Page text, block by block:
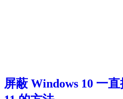
屏蔽 Windows 10 一